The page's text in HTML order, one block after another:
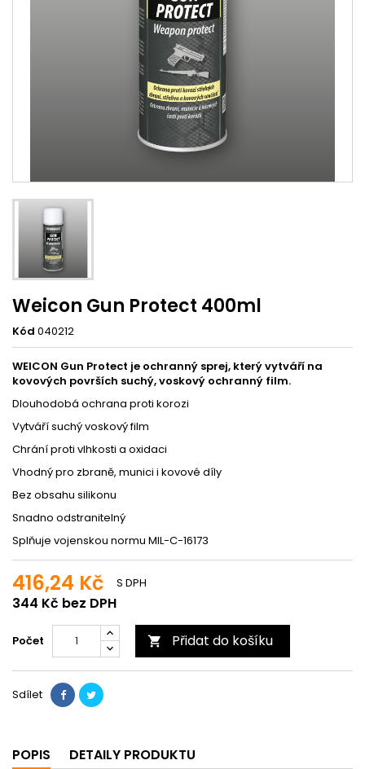
Weicon Gun Protect 400ml
Kód 040212
WEICON Gun Protect je ochranný sprej, který vytváří na
kovových površích suchý, voskový ochranný film.
Dlouhodobá ochrana proti korozi
Vytváří suchý voskový film
Chrání proti vlhkosti a oxidaci
Vhodný pro zbraně, munici i kovové díly
Bez obsahu silikonu
Snadno odstranitelný
Splňuje vojenskou normu MIL-C-16173
416,24 Kč
344 Kč bez DPH
S DPH
Počet  Přidat do košíku
Sdílet
POPIS DETAILY PRODUKTU